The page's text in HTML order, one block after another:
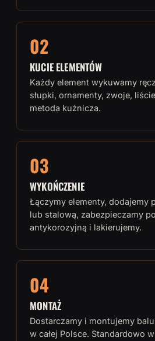
02
KUCIE ELEMENTÓW
Każdy element wykuwamy
słupki, ornamenty, zwoje,
metoda kuźnicza.
03
WYKOŃCZENIE
Łączymy elementy, dodajemy
lub stalową, zabezpieczamy
antykorozyjną i lakierujemy.
04
MONTAŻ
Dostarczamy i montujemy
w całej Polsce. Standardowo